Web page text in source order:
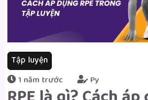
Tập luyện
1 năm trước Py